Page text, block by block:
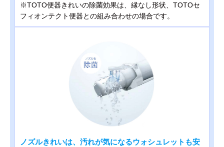
※TOTO便器きれいの除菌効果は、縁なし形状、TOTOセ
フィオンテクト便器との組み合わせの場合です。
ノズルきれいは、汚れが気になるウォシュレットも安